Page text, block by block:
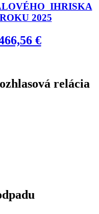
IHRISKA
2025
€
relácia